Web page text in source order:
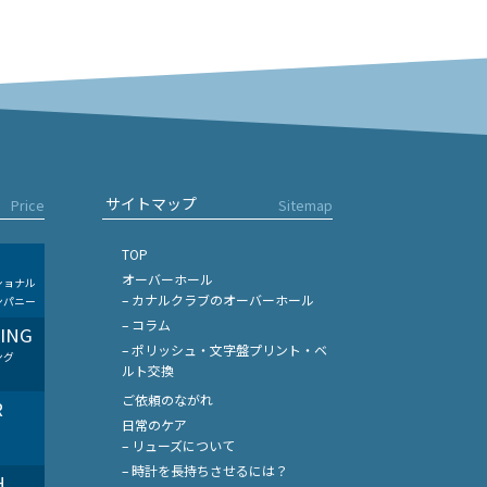
Price
ョナル
パニー
グ
サイトマップ Sitemap
TOP
オーバーホール
– カナルクラブのオーバーホール
– コラム
– ポリッシュ・文字盤プリント・ベ
ルト交換
ご依頼のながれ
日常のケア
– リューズについて
– 時計を長持ちさせるには？